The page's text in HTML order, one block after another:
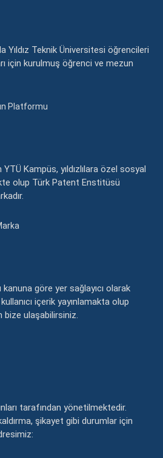
Yıldız Teknik Üniversitesi öğrencileri
için kurulmuş öğrenci ve mezun
Platformu
Kampüs, yıldızlılara özel sosyal
olup Türk Patent Enstitüsü
kanuna göre yer sağlayıcı olarak
içerik yayınlamakta olup
bize ulaşabilirsiniz.
tarafından yönetilmektedir.
şikayet gibi durumlar için